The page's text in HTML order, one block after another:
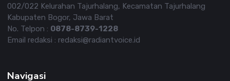
002/022 Kelurahan Tajurhalang, Kecamatan Tajurhalang
Kabupaten Bogor, Jawa Barat
No. Telpon : 0878-8739-1228
Email redaksi : redaksi@radiantvoice.id
Navigasi